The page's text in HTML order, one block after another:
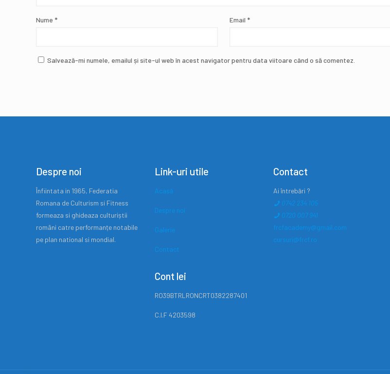
Nume * Email *
Salvează-mi numele, emailul și site-ul web în acest navigator pentru data viitoare când o să comentez.
Despre noi
Înfiintata in 1965, Federatia
Romana de Culturism si Fitness
formeaza si ghideaza culturiștii
români catre performanțe notabile
pe plan national si mondial.
Link-uri utile
Acasă
Despre noi
Galerie
Contact
Cont lei
RO39BTRLRONCRT0382287401
C.I.F 4203598
Contact
Ai întrebări ?
0742 234 105
0720 007 941
frcfacademy@gmail.com
cursuri@frcf.ro